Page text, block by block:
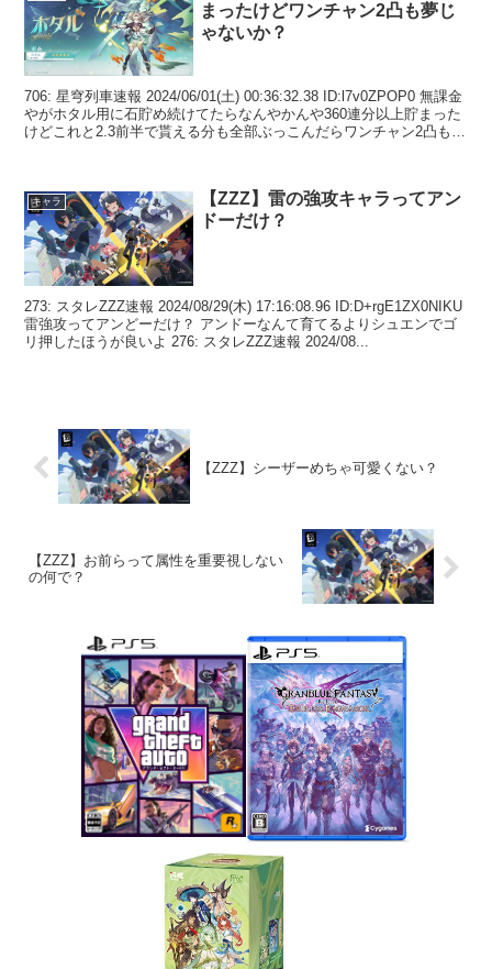
まったけどワンチャン2凸も夢じ
ゃないか？
706: 星穹列車速報 2024/06/01(土) 00:36:32.38 ID:l7v0ZPOP0 無課金
やがホタル用に石貯め続けてたらなんやかんや360連分以上貯まった
けどこれと2.3前半で貰える分も全部ぶっこんだらワンチャン2凸も夢
キャラ
【ZZZ】雷の強攻キャラってアン
ドーだけ？
273: スタレZZZ速報 2024/08/29(木) 17:16:08.96 ID:D+rgE1ZX0NIKU
雷強攻ってアンどーだけ？ アンドーなんて育てるよりシュエンでゴ
リ押したほうが良いよ 276: スタレZZZ速報 2024/08...
【ZZZ】シーザーめちゃ可愛くない？
【ZZZ】お前らって属性を重要視しない
の何で？